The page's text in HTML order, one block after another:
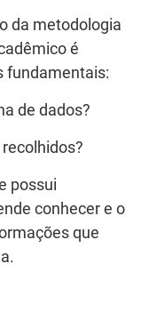
da metodologia
é
fundamentais:
de dados?
possui
conhecer e o
que